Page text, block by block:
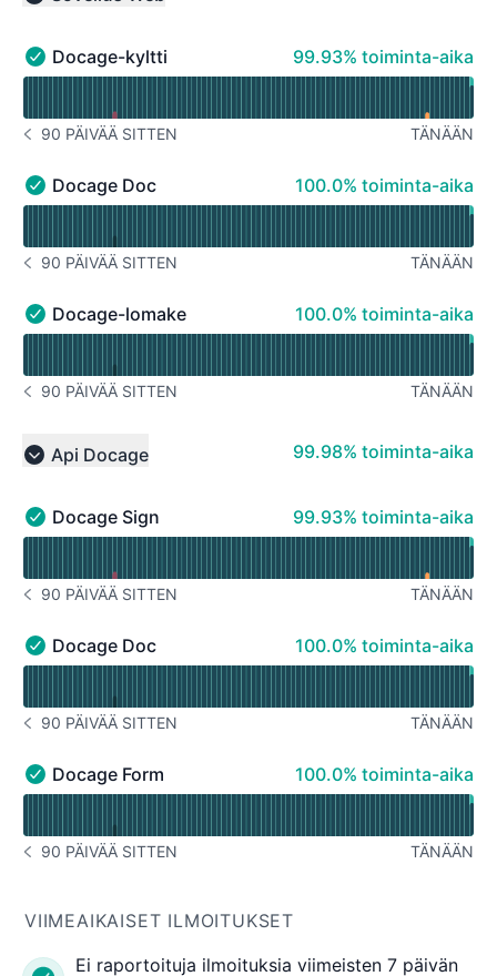
Collapse group
Docage-kyltti - Toiminnassa
Docage-kyltti 100% - toiminta-aika
99.93% toiminta-aika
ILMOITUSHISTORIA 90 PÄIVÄÄ SITTEN
90 PÄIVÄÄ SITTEN TÄNÄÄN
Docage Doc - Toiminnassa
Docage Doc 100% - toiminta-aika
100.0% toiminta-aika
ILMOITUSHISTORIA 90 PÄIVÄÄ SITTEN
90 PÄIVÄÄ SITTEN TÄNÄÄN
Docage-lomake - Toiminnassa
Docage-lomake 100% - toiminta-aika
100.0% toiminta-aika
ILMOITUSHISTORIA 90 PÄIVÄÄ SITTEN
90 PÄIVÄÄ SITTEN TÄNÄÄN
Collapse group
Api Docage 100% - toiminta-aika
99.98% toiminta-aika
Docage Sign - Toiminnassa
Docage Sign 100% - toiminta-aika
99.93% toiminta-aika
ILMOITUSHISTORIA 90 PÄIVÄÄ SITTEN
90 PÄIVÄÄ SITTEN TÄNÄÄN
Docage Doc - Toiminnassa
Docage Doc 100% - toiminta-aika
100.0% toiminta-aika
ILMOITUSHISTORIA 90 PÄIVÄÄ SITTEN
90 PÄIVÄÄ SITTEN TÄNÄÄN
Docage Form - Toiminnassa
Docage Form 100% - toiminta-aika
100.0% toiminta-aika
ILMOITUSHISTORIA 90 PÄIVÄÄ SITTEN
90 PÄIVÄÄ SITTEN TÄNÄÄN
VIIMEAIKAISET ILMOITUKSET
Ei raportoituja ilmoituksia viimeisten 7 päivän